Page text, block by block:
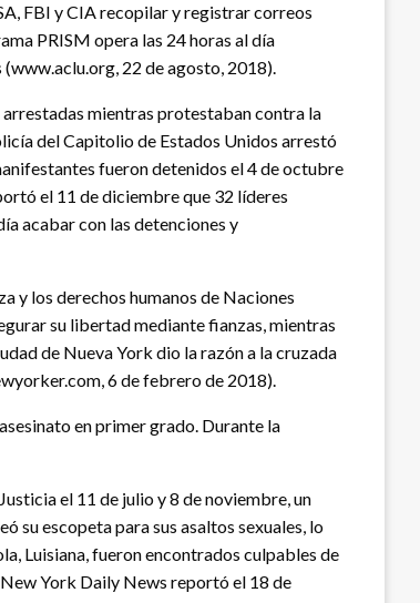
FBI y CIA recopilar y registrar correos
PRISM opera las 24 horas al día
22 de agosto, 2018).
mientras protestaban contra la
del Capitolio de Estados Unidos arrestó
fueron detenidos el 4 de octubre
el 11 de diciembre que 32 líderes
acabar con las detenciones y
y los derechos humanos de Naciones
su libertad mediante fianzas, mientras
de Nueva York dio la razón a la cruzada
6 de febrero de 2018).
en primer grado. Durante la
el 11 de julio y 8 de noviembre, un
su escopeta para sus asaltos sexuales, lo
Luisiana, fueron encontrados culpables de
York Daily News reportó el 18 de